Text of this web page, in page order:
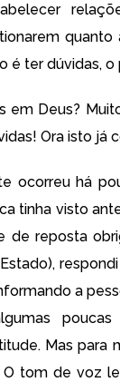
quanto
é ter dúvidas,
em Deus?
Ora isto
ocorreu há
tinha visto
de reposta
a
Mas para
O tom de voz